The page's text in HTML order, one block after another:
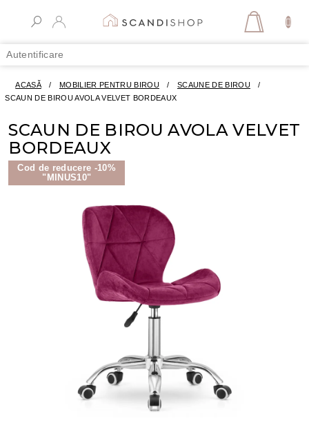
conținut
Autentificare
COŞ
ACASĂ / MOBILIER PENTRU BIROU / SCAUNE DE BIROU
/
SCAUN DE BIROU AVOLA VELVET BORDEAUX
SCAUN DE BIROU AVOLA VELVET
BORDEAUX
Cod de reducere -10%
"MINUS10"